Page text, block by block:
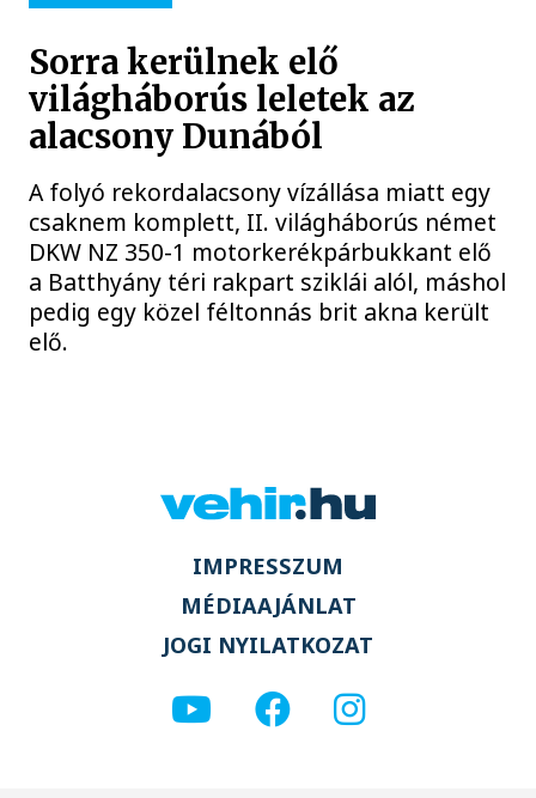
Sorra kerülnek elő
világháborús leletek az
alacsony Dunából
A folyó rekordalacsony vízállása miatt egy
csaknem komplett, II. világháborús német
DKW NZ 350-1 motorkerékpárbukkant elő
a Batthyány téri rakpart sziklái alól, máshol
pedig egy közel féltonnás brit akna került
elő.
IMPRESSZUM
MÉDIAAJÁNLAT
JOGI NYILATKOZAT